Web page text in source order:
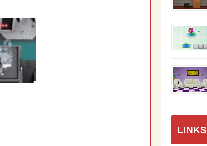
LINKS